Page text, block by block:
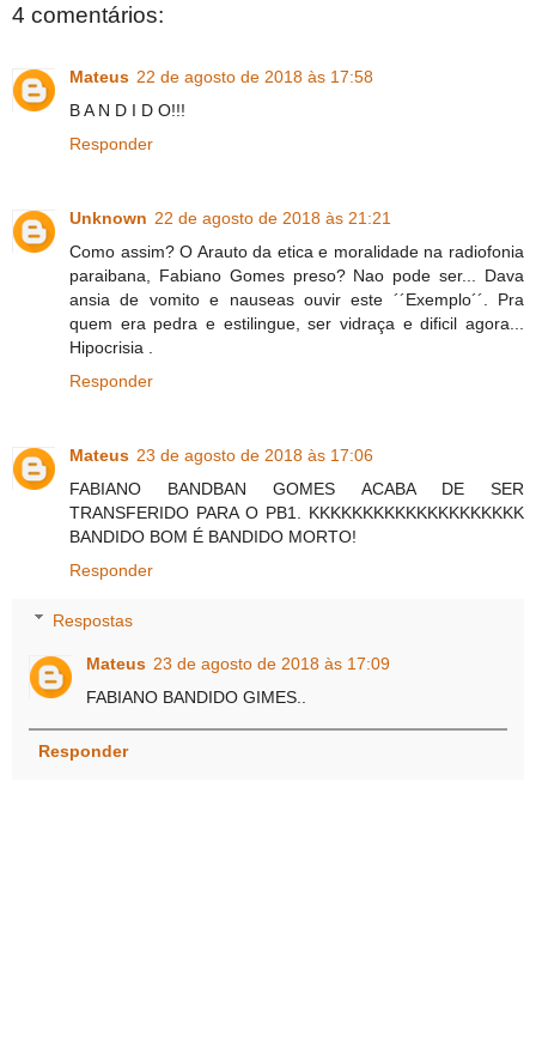
4 comentários:
Mateus 22 de agosto de 2018 às 17:58
B A N D I D O!!!
Responder
Unknown 22 de agosto de 2018 às 21:21
Como assim? O Arauto da etica e moralidade na radiofonia
paraibana, Fabiano Gomes preso? Nao pode ser... Dava
ansia de vomito e nauseas ouvir este ´´Exemplo´´. Pra
quem era pedra e estilingue, ser vidraça e dificil agora...
Hipocrisia .
Responder
Mateus 23 de agosto de 2018 às 17:06
FABIANO BANDBAN GOMES ACABA DE SER
TRANSFERIDO PARA O PB1. KKKKKKKKKKKKKKKKKKKK
BANDIDO BOM É BANDIDO MORTO!
Responder
Respostas
Mateus 23 de agosto de 2018 às 17:09
FABIANO BANDIDO GIMES..
Responder